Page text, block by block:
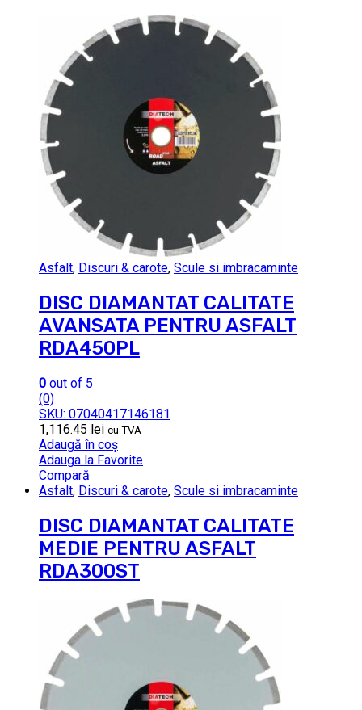
Asfalt, Discuri & carote, Scule si imbracaminte
DISC DIAMANTAT CALITATE
AVANSATA PENTRU ASFALT
RDA450PL
0 out of 5
(0)
SKU: 07040417146181
1,116.45 lei cu TVA
Adaugă în coș
Adauga la Favorite
Compară
Asfalt, Discuri & carote, Scule si imbracaminte
DISC DIAMANTAT CALITATE
MEDIE PENTRU ASFALT
RDA300ST